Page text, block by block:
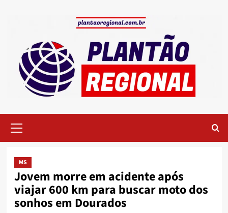
Menu
MS
Jovem morre em acidente após
viajar 600 km para buscar moto dos
sonhos em Dourados